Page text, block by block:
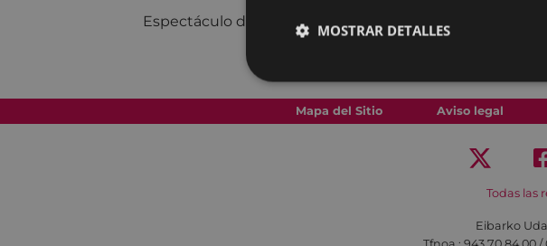
Espectáculo de magia de la mano deImanol Ituiño
Mapa del Sitio Aviso legal
Todas las
Eibarko
MOSTRAR DETALLES